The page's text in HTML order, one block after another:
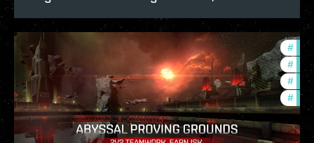
# in-
#
#
# pvp